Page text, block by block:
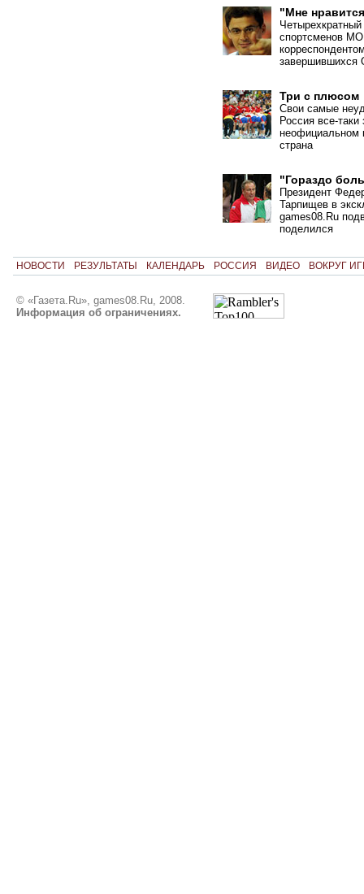
"Мне
спортсменов
завершившихся
Три с плюсом
Свои самые
Россия все-
неофициальном
страна
"Гораздо
Президент
Тарпищев в
games08.Ru
поделился
НОВОСТИ РЕЗУЛЬТАТЫ КАЛЕНДАРЬ РОССИЯ ВИДЕО ВОКРУГ
© «Газета.Ru», games08.Ru, 2008.
Информация об ограничениях.